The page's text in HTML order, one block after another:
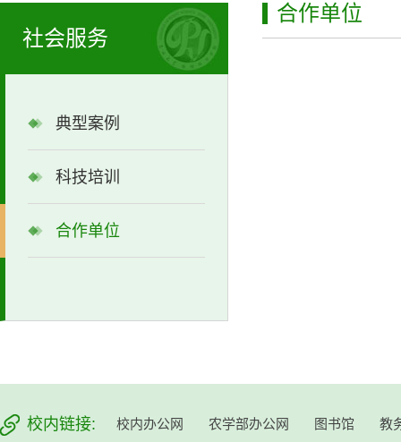
社会服务
典型案例
科技培训
合作单位
合作单位
校内链接: 校内办公网 农学部办公网 图书馆 教